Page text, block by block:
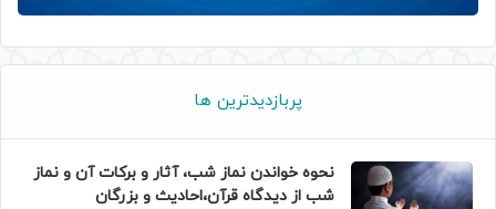
پربازدیدترین ها
نحوه خواندن نماز شب، آثار و برکات آن و نماز
شب از دیدگاه قرآن،احادیث و بزرگان